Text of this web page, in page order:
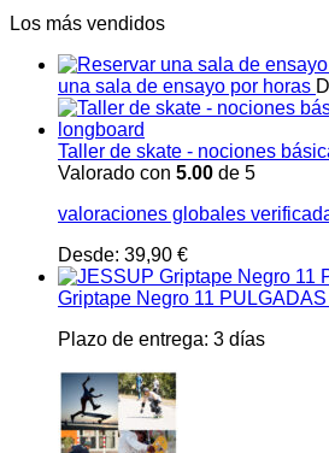
Los más vendidos
una sala de ensayo por horas
Taller de skate - nociones
Valorado con 5.00 de 5
valoraciones globales
Desde: 39,90 €
Griptape Negro 11 PULGADAS
Plazo de entrega: 3 días